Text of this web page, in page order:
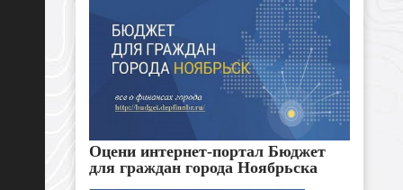
Оцени интернет-портал Бюджет
для граждан города Ноябрьска